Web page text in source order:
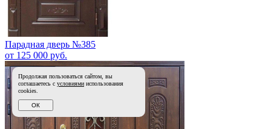
Парадная дверь №385
от 125 000 руб.
Продолжая пользоваться сайтом, вы
соглашаетесь с условиями использования
cookies.
ОК